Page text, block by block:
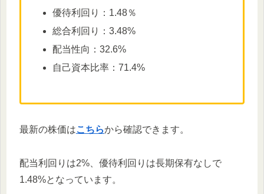
優待利回り：1.48％
総合利回り：3.48%
配当性向：32.6%
自己資本比率：71.4%
最新の株価はこちらから確認できます。
配当利回りは2%、優待利回りは長期保有なしで
1.48%となっています。